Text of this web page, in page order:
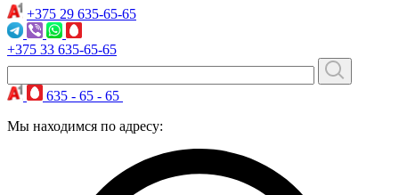
+375 29 635-65-65
+375 33 635-65-65
635 - 65 - 65
Мы находимся по адресу: